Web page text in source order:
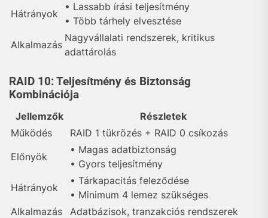
Hátrányok
• Lassabb írási teljesítmény
• Több tárhely elvesztése
Alkalmazás
Nagyvállalati rendszerek, kritikus
adattárolás
RAID 10: Teljesítmény és Biztonság
Kombinációja
Jellemzők
Részletek
Működés
RAID 1 tükrözés + RAID 0 csíkozás
Előnyök
• Magas adatbiztonság
• Gyors teljesítmény
Hátrányok
• Tárkapacitás feleződése
• Minimum 4 lemez szükséges
Alkalmazás
Adatbázisok, tranzakciós rendszerek